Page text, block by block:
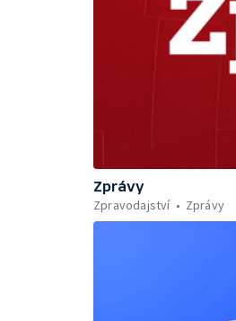
Zprávy
Zpravodajství
Zprávy